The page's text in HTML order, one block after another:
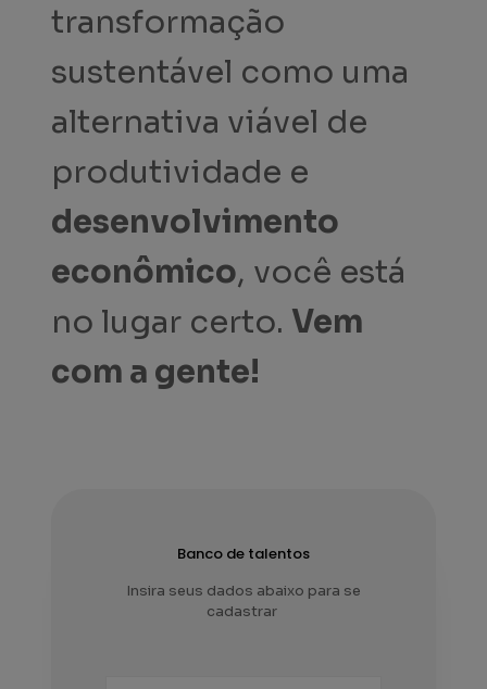
transformação
sustentável como uma
alternativa viável de
produtividade e
desenvolvimento
econômico, você está
no lugar certo. Vem
com a gente!
Banco de talentos
Insira seus dados abaixo para se
cadastrar